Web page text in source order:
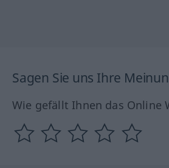
Sagen Sie uns Ihre
Wie gefällt Ihnen das Online